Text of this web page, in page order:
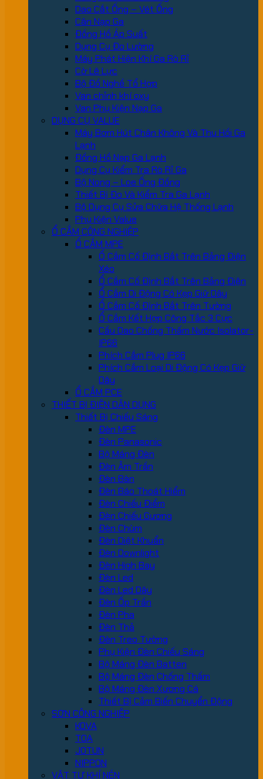
Dao Cắt Ống – Vét Ống
Cân Nạp Ga
Đồng Hồ Áp Suất
Dụng Cụ Đo Lường
Máy Phát Hiện Khí Ga Rò Rỉ
Cờ Lê Lực
Bộ Đồ Nghề Tổ Hợp
Van chỉnh khí oxy
Van Phụ Kiện Nạp Ga
DỤNG CỤ VALUE
Máy Bơm Hút Chân Không Và Thu Hồi Ga
Lạnh
Đồng Hồ Nạp Ga Lạnh
Dụng Cụ Kiểm Tra Rò Rỉ Ga
Bộ Nong – Loe Ống Đồng
Thiết Bị Đo Và Kiểm Tra Ga Lạnh
Bộ Dụng Cụ Sửa Chữa Hệ Thống Lạnh
Phụ Kiện Value
Ổ CẮM CÔNG NGHIỆP
Ổ CẮM MPE
Ổ Cắm Cố Định Bắt Trên Bảng Điện
Xéo
Ổ Cắm Cố Định Bắt Trên Bảng Điện
Ổ Cắm Di Động Có Kẹp Giữ Dây
Ổ Cắm Cố Định Bắt Trên Tường
Ổ Cắm Kết Hợp Công Tắc 3 Cực
Cầu Dao Chống Thấm Nước Isolator-
IP66
Phích Cắm Plug IP66
Phích Cắm Loại Di Động Có Kẹp Giữ
Dây
Ổ CẮM PCE
THIẾT BỊ ĐIỆN DÂN DỤNG
Thiết Bị Chiếu Sáng
Đèn MPE
Đèn Panasonic
Bộ Máng Đèn
Đèn Âm Trần
Đèn Bàn
Đèn Báo Thoát Hiểm
Đèn Chiếu Điểm
Đèn Chiếu Gương
Đèn Chùm
Đèn Diệt Khuẩn
Đèn Downlight
Đèn High Bay
Đèn Led
Đèn Led Dây
Đèn Ốp Trần
Đèn Pha
Đèn Thả
Đèn Treo Tường
Phụ Kiện Đèn Chiếu Sáng
Bộ Máng Đèn Batten
Bộ Máng Đèn Chống Thấm
Bộ Máng Đèn Xương Cá
Thiết Bị Cảm Biến Chuyển Động
SƠN CÔNG NGHIỆP
KOVA
TOA
JOTUN
NIPPON
VẬT TƯ KHÍ NÉN